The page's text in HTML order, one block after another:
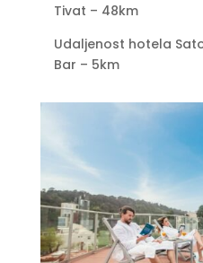
Tivat – 48km
Udaljenost hotela
Bar – 5km